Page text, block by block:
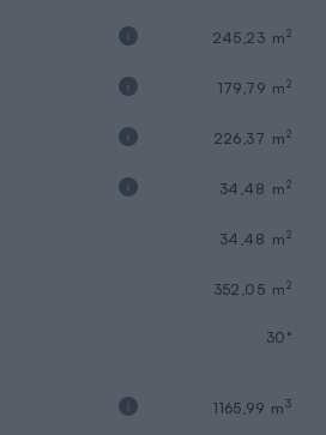
245,23 m2
179,79 m2
226,37 m2
34,48 m2
34,48 m2
352,05 m2
30°
1165,99 m3